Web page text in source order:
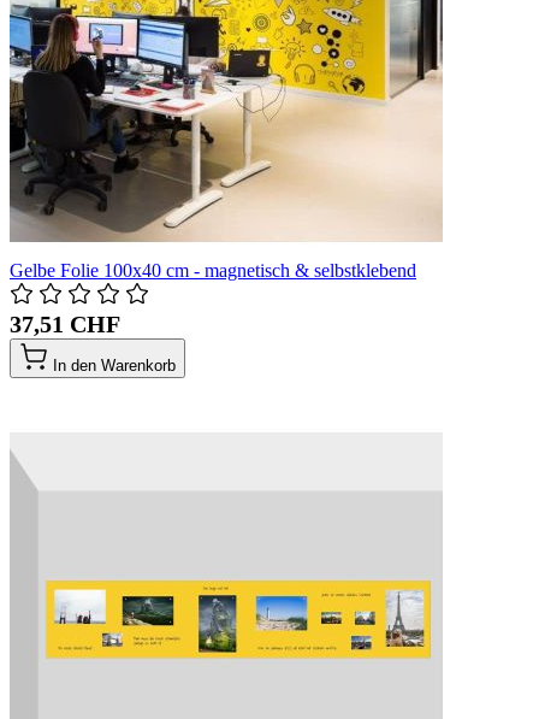
Gelbe Folie 100x40 cm - magnetisch & selbstklebend
37,51 CHF
In den Warenkorb